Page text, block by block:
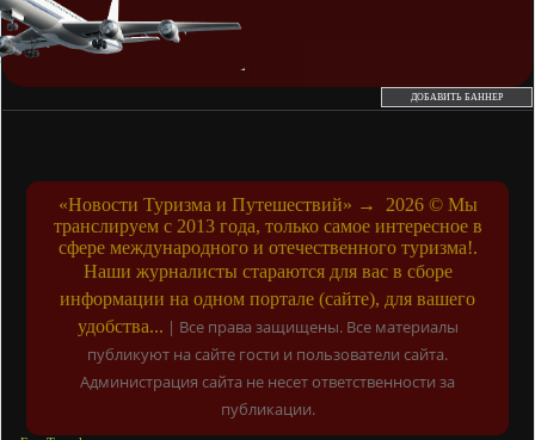
ДОБАВИТЬ БАННЕР
«Новости Туризма и Путешествий» → 2026© Мы
транслируем с 2013 года, только самое интересное в
сфере международного и отечественного туризма!.
Наши журналисты стараются для вас в сборе
информации на одном портале (сайте), для вашего
удобства... | Все права защищены. Все материалы
публикуют на сайте гости и пользователи сайта.
Администрация сайта не несет ответственности за
публикации.